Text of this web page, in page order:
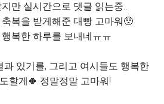
만 실시간으로 댓글 읽는중..
복을 받게해준 대빵 고마워🥺
복한 하루를 보내네ㅠㅠ
과 있기를, 그리고 여시들도 행복한
할게🍀 정말정말 고마워!